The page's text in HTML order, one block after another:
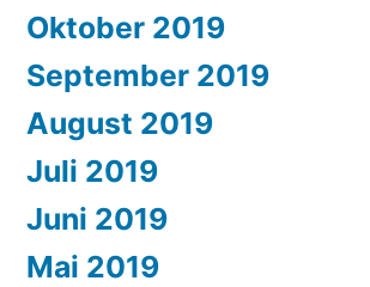
Oktober 2019
September 2019
August 2019
Juli 2019
Juni 2019
Mai 2019